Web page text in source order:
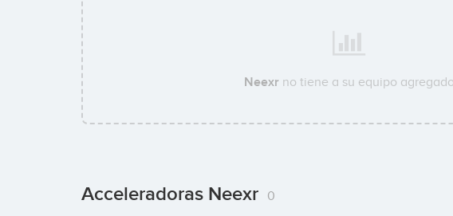
Neexr no tiene a su equipo agregado
Acceleradoras Neexr 0